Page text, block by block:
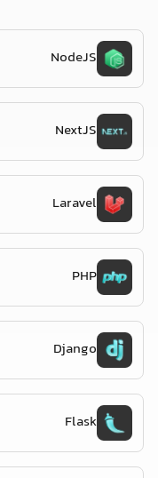
NodeJS
NextJS
Laravel
PHP
Django
Flask